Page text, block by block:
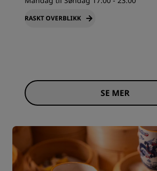
RASKT OVERBLIKK
SE MER